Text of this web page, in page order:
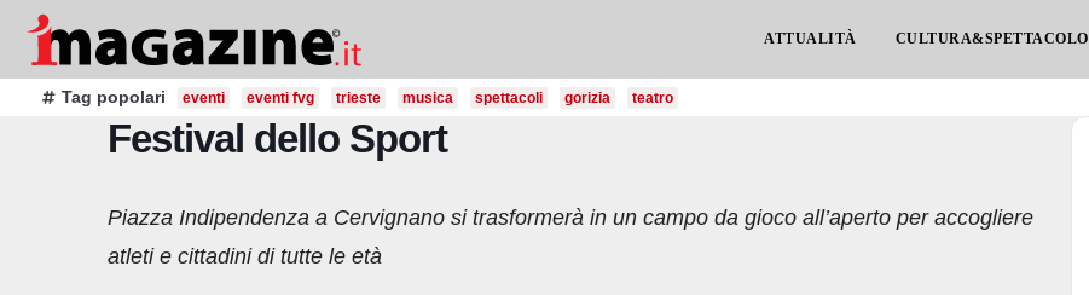
Salta
contenuto
ATTUALITÀ CULTURA&SPETTACOLO
Tag popolari eventi eventi fvg trieste musica spettacoli gorizia teatro
Festival dello Sport
Piazza Indipendenza a Cervignano si trasformerà in un campo da gioco all’aperto per accogliere
atleti e cittadini di tutte le età